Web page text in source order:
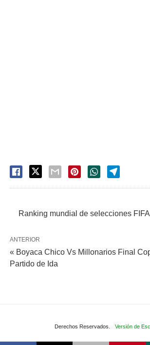
Ranking mundial de selecciones
ANTERIOR
« Boyaca Chico Vs Millonarios Final
Partido de Ida
Derechos Reservados. Versión de